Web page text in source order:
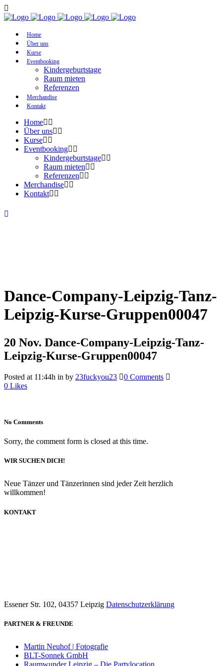
Home
Über uns
Kurse
Eventbooking
Kindergeburtstage
Raum mieten
Referenzen
Merchandise
Kontakt
Home
Über uns
Kurse
Eventbooking
Kindergeburtstage
Raum mieten
Referenzen
Merchandise
Kontakt
Dance-Company-Leipzig-Tanz-
Leipzig-Kurse-Gruppen00047
20 Nov. Dance-Company-Leipzig-Tanz-
Leipzig-Kurse-Gruppen00047
Posted at 11:44h in by 23fuckyou23
0 Comments
0 Likes
No Comments
Sorry, the comment form is closed at this time.
WIR SUCHEN DICH!
Neue Tänzer und Tänzerinnen sind jeder Zeit herzlich
willkommen!
KONTAKT
Essener Str. 102, 04357 Leipzig Datenschutzerklärung
PARTNER & FREUNDE
Martin Neuhof | Fotografie
BLT-Sonnek GmbH
Raumwunder Leipzig – Die Partylocation